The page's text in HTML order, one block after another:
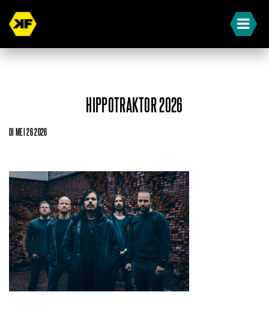
HIPPOTRAKTOR 2026
DI MEI 26 2026